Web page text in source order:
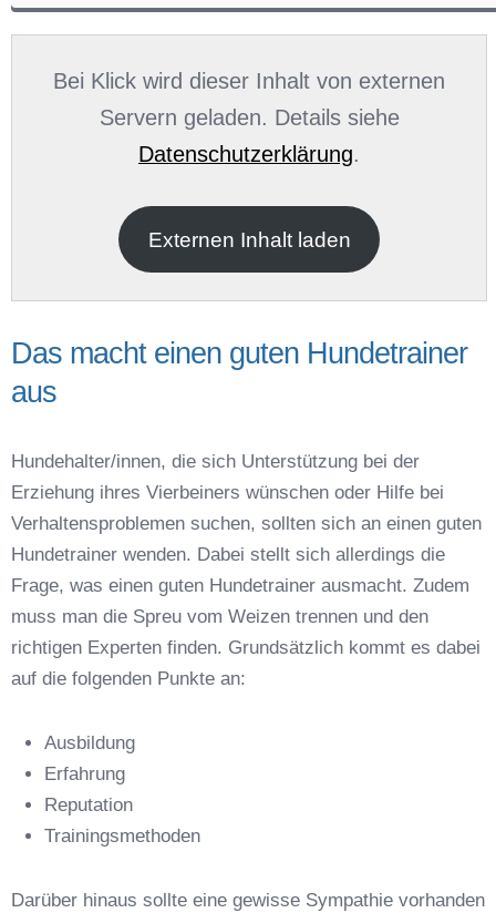
Anschrift
Bei Klick wird dieser Inhalt von externen
Servern geladen. Details siehe
Datenschutzerklärung.
Externen Inhalt laden
Das macht einen guten Hundetrainer
aus
Hundehalter/innen, die sich Unterstützung bei der
Erziehung ihres Vierbeiners wünschen oder Hilfe bei
Verhaltensproblemen suchen, sollten sich an einen guten
Hundetrainer wenden. Dabei stellt sich allerdings die
Frage, was einen guten Hundetrainer ausmacht. Zudem
muss man die Spreu vom Weizen trennen und den
richtigen Experten finden. Grundsätzlich kommt es dabei
auf die folgenden Punkte an:
Ausbildung
Erfahrung
Reputation
Trainingsmethoden
Darüber hinaus sollte eine gewisse Sympathie vorhanden